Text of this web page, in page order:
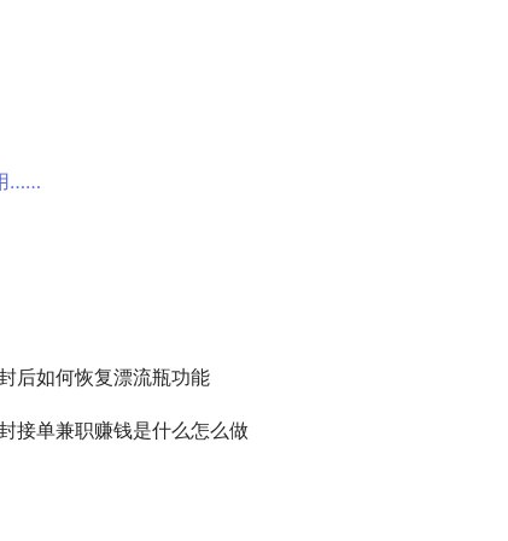
……
后如何恢复漂流瓶功能
接单兼职赚钱是什么怎么做